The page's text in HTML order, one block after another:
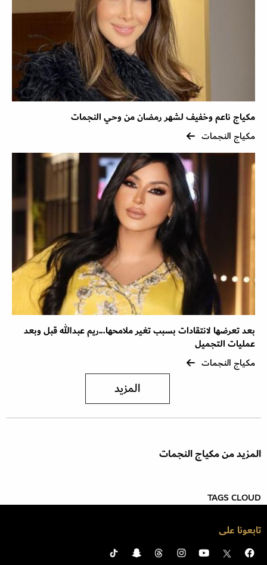
مكياج ناعم وخفيف لشهر رمضان من وحي النجمات
مكياج النجمات
بعد تعرضها لانتقادات بسبب تغير ملامحها...ريم عبدالله قبل وبعد
عمليات التجميل
مكياج النجمات
المزيد
المزيد من مكياج النجمات
TAGS CLOUD
تابعونا على